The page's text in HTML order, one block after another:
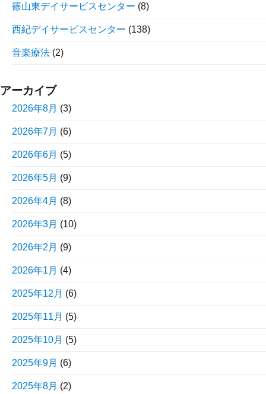
篠山東デイサービスセンター (8)
西紀デイサービスセンター (138)
音楽療法 (2)
アーカイブ
2026年8月 (3)
2026年7月 (6)
2026年6月 (5)
2026年5月 (9)
2026年4月 (8)
2026年3月 (10)
2026年2月 (9)
2026年1月 (4)
2025年12月 (6)
2025年11月 (5)
2025年10月 (5)
2025年9月 (6)
2025年8月 (2)